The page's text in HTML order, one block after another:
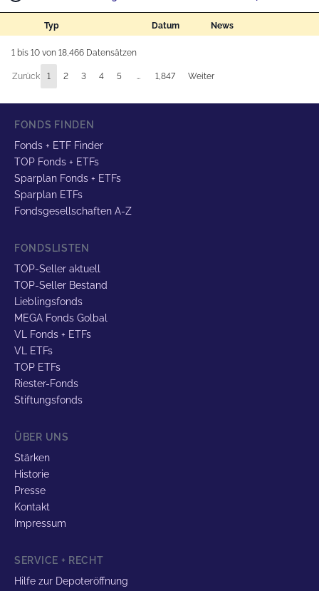
Typ Datum News
1 bis 10 von 18,466 Datensätzen
Zurück 1 2 3 4 5 … 1,847 Weiter
FONDS FINDEN
Fonds + ETF Finder
TOP Fonds + ETFs
Sparplan Fonds + ETFs
Sparplan ETFs
Fondsgesellschaften A-Z
FONDSLISTEN
TOP-Seller aktuell
TOP-Seller Bestand
Lieblingsfonds
MEGA Fonds Golbal
VL Fonds + ETFs
VL ETFs
TOP ETFs
Riester-Fonds
Stiftungsfonds
ÜBER UNS
Stärken
Historie
Presse
Kontakt
Impressum
SERVICE + RECHT
Hilfe zur Depoteröffnung